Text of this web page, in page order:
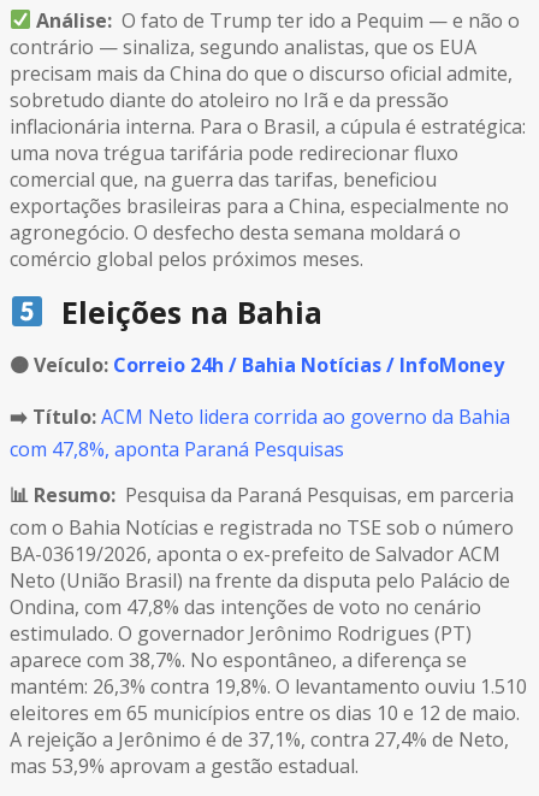
Análise: O fato de Trump ter ido a Pequim — e não o
contrário — sinaliza, segundo analistas, que os EUA
precisam mais da China do que o discurso oficial admite,
sobretudo diante do atoleiro no Irã e da pressão
inflacionária interna. Para o Brasil, a cúpula é estratégica:
uma nova trégua tarifária pode redirecionar fluxo
comercial que, na guerra das tarifas, beneficiou
exportações brasileiras para a China, especialmente no
agronegócio. O desfecho desta semana moldará o
comércio global pelos próximos meses.
Eleições na Bahia
🟠Veículo: Correio 24h / Bahia Notícias / InfoMoney
➡️ Título:ACM Neto lidera corrida ao governo da Bahia
com 47,8%, aponta Paraná Pesquisas
📊 Resumo: Pesquisa da Paraná Pesquisas, em parceria
com o Bahia Notícias e registrada no TSE sob o número
BA-03619/2026, aponta o ex-prefeito de Salvador ACM
Neto (União Brasil) na frente da disputa pelo Palácio de
Ondina, com 47,8% das intenções de voto no cenário
estimulado. O governador Jerônimo Rodrigues (PT)
aparece com 38,7%. No espontâneo, a diferença se
mantém: 26,3% contra 19,8%. O levantamento ouviu 1.510
eleitores em 65 municípios entre os dias 10 e 12 de maio.
A rejeição a Jerônimo é de 37,1%, contra 27,4% de Neto,
mas 53,9% aprovam a gestão estadual.